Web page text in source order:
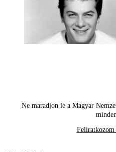
Ne maradjon le a Magyar